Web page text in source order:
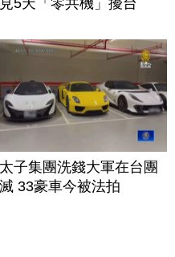
見5天「零共機」擾台
太子集團洗錢大軍在台團
滅 33豪車今被法拍